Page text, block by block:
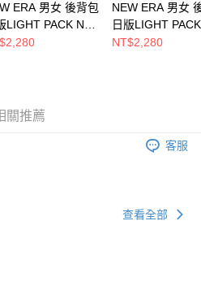
ERA 男女 後背包
LIGHT PACK NE
NEW ERA 男女
日版LIGHT
黑 NE12728266
NT$2,280
關推薦
客服
查看全部